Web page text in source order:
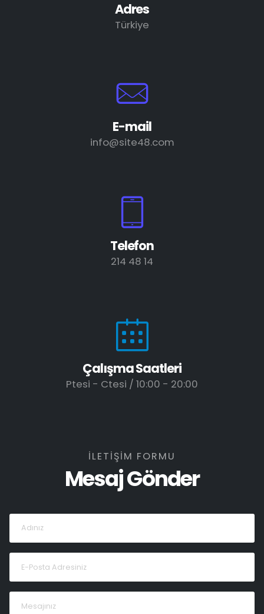
Adres
Türkiye
E-mail
info@site48.com
Telefon
214 48 14
Çalışma Saatleri
Ptesi - Ctesi / 10:00 - 20:00
İLETİŞİM FORMU
Mesaj Gönder